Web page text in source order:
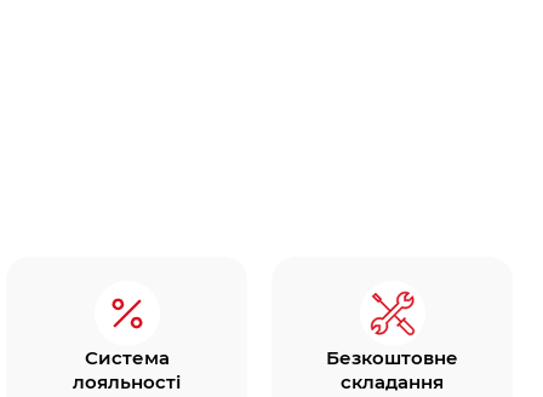
Система
лояльності
Безкоштовне
складання